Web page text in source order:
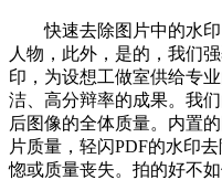
快速去除图片中的水印
人物，此外，是的，我们
印，为设想工做室供给专
洁、高分辩率的成果。我
后图像的全体质量。内置
片质量，轻闪PDF的水印
惚或质量丧失。拍的好不